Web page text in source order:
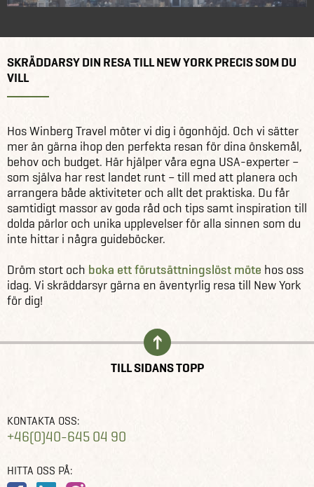
SKRÄDDARSY DIN RESA TILL NEW YORK PRECIS SOM DU
VILL
Hos Winberg Travel möter vi dig i ögonhöjd. Och vi sätter
mer än gärna ihop den perfekta resan för dina önskemål,
behov och budget. Här hjälper våra egna USA-experter –
som själva har rest landet runt – till med att planera och
arrangera både aktiviteter och allt det praktiska. Du får
samtidigt massor av goda råd och tips samt inspiration till
dolda pärlor och unika upplevelser för alla sinnen som du
inte hittar i några guideböcker.
Dröm stort och boka ett förutsättningslöst möte hos oss
idag. Vi skräddarsyr gärna en äventyrlig resa till New York
för dig!
TILL SIDANS TOPP
KONTAKTA OSS:
+46(0)40-645 04 90
HITTA OSS PÅ: